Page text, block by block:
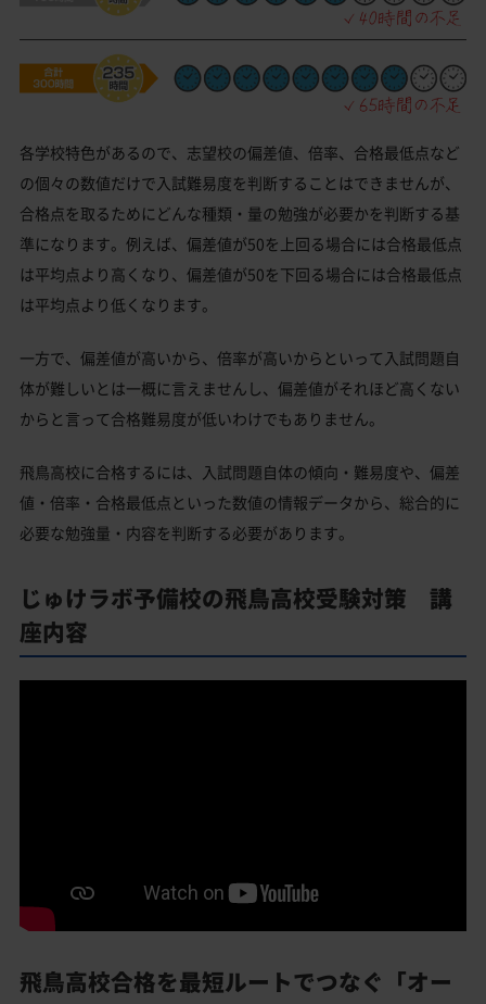
各学校特色があるので、志望校の偏差値、倍率、合格最低点など
の個々の数値だけで入試難易度を判断することはできませんが、
合格点を取るためにどんな種類・量の勉強が必要かを判断する基
準になります。例えば、偏差値が50を上回る場合には合格最低点
は平均点より高くなり、偏差値が50を下回る場合には合格最低点
は平均点より低くなります。
一方で、偏差値が高いから、倍率が高いからといって入試問題自
体が難しいとは一概に言えませんし、偏差値がそれほど高くない
からと言って合格難易度が低いわけでもありません。
飛鳥高校に合格するには、入試問題自体の傾向・難易度や、偏差
値・倍率・合格最低点といった数値の情報データから、総合的に
必要な勉強量・内容を判断する必要があります。
じゅけラボ予備校の飛鳥高校受験対策 講
座内容
飛鳥高校合格を最短ルートでつなぐ「オー